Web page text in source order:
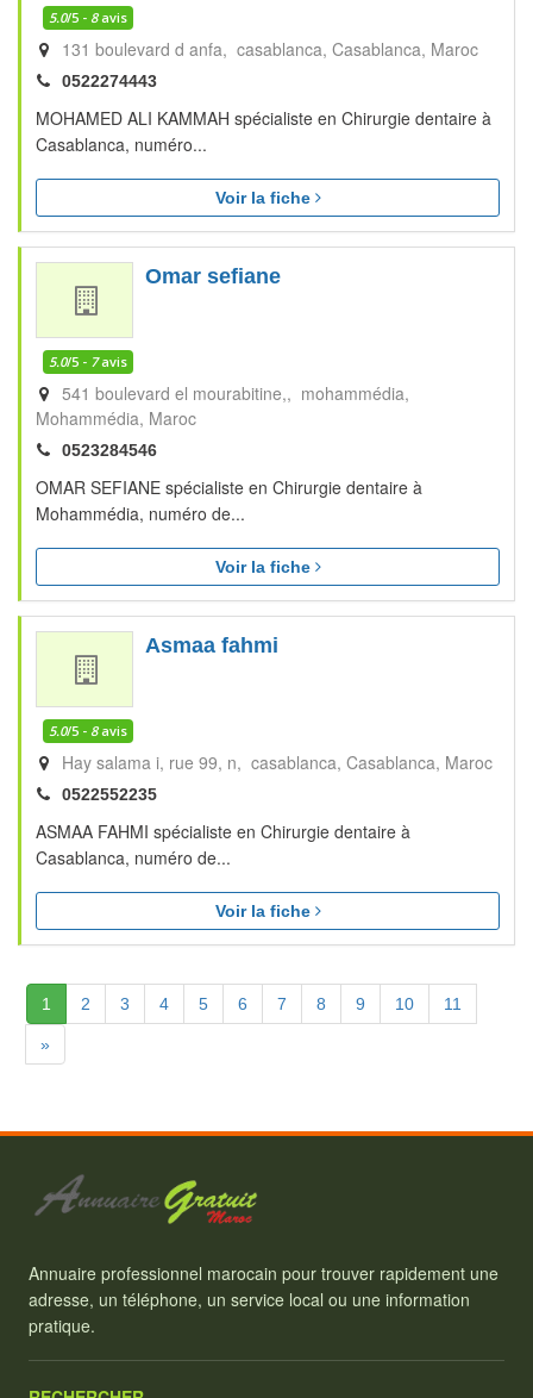
5.0/5 - 8avis
131 boulevard d anfa, casablanca Casablanca Maroc
0522274443
MOHAMED ALI KAMMAH spécialiste en Chirurgie dentaire à
Casablanca, numéro...
Voir la fiche
Omar sefiane
5.0/5 - 7avis
541 boulevard el mourabitine,, mohammédia
Mohammédia Maroc
0523284546
OMAR SEFIANE spécialiste en Chirurgie dentaire à
Mohammédia, numéro de...
Voir la fiche
Asmaa fahmi
5.0/5 - 8avis
Hay salama i, rue 99, n, casablanca Casablanca Maroc
0522552235
ASMAA FAHMI spécialiste en Chirurgie dentaire à
Casablanca, numéro de...
Voir la fiche
1 (Actuelle)
2 3 4 5 6 7 8 9 10 11
»Suivante
Annuaire professionnel marocain pour trouver rapidement une
adresse, un téléphone, un service local ou une information
pratique.